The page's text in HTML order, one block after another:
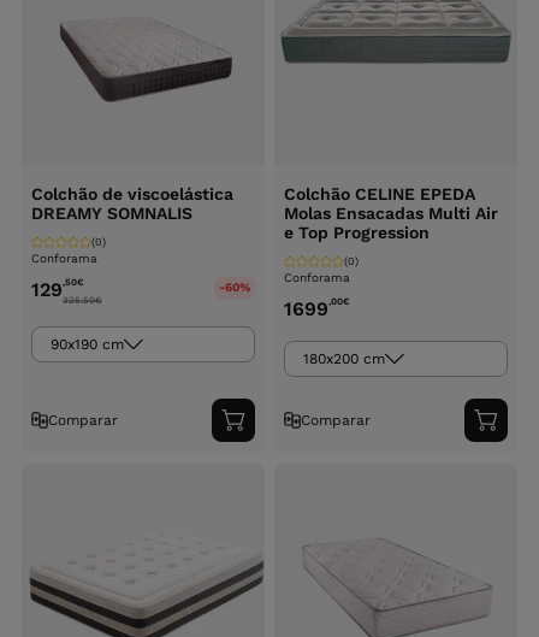
Colchão de viscoelástica
DREAMY SOMNALIS
Conforama
(0)
129,50€
325.50€
-60%
90x190 cm
Comparar
Adicionar
ao
Colchão CELINE EPEDA
Molas Ensacadas Multi Air
e Top Progression
Conforama
(0)
1699,00€
180x200 cm
Comparar
ao